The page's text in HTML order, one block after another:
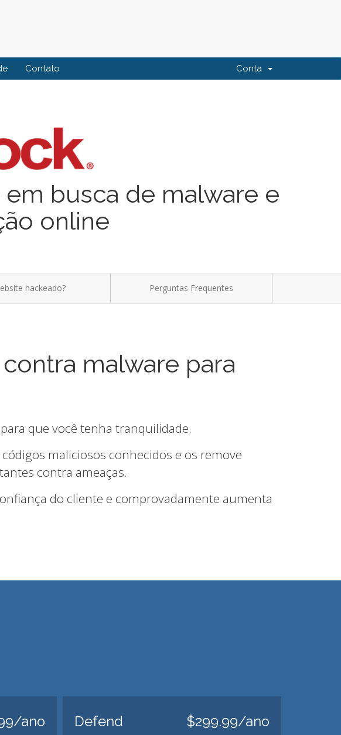
Contato Conta
busca de malware e
online
hackeado? Perguntas Frequentes
malware para
que você tenha tranquilidade.
maliciosos conhecidos e os remove
contra ameaças.
do cliente e comprovadamente aumenta
ano Defend $299.99/ano